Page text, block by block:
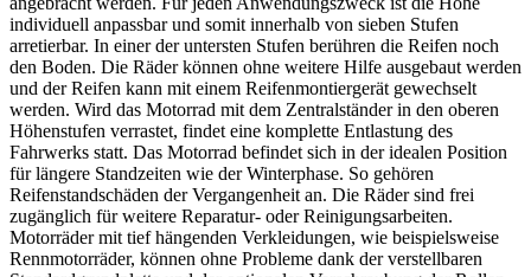
individuell anpassbar und somit innerhalb von sieben Stufen
arretierbar. In einer der untersten Stufen berühren die Reifen noch
den Boden. Die Räder können ohne weitere Hilfe ausgebaut werden
und der Reifen kann mit einem Reifenmontiergerät gewechselt
werden. Wird das Motorrad mit dem Zentralständer in den oberen
Höhenstufen verrastet, findet eine komplette Entlastung des
Fahrwerks statt. Das Motorrad befindet sich in der idealen Position
für längere Standzeiten wie der Winterphase. So gehören
Reifenstandschäden der Vergangenheit an. Die Räder sind frei
zugänglich für weitere Reparatur- oder Reinigungsarbeiten.
Motorräder mit tief hängenden Verkleidungen, wie beispielsweise
Rennmotorräder, können ohne Probleme dank der verstellbaren